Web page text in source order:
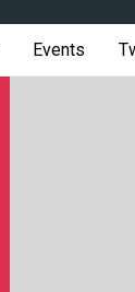
Events